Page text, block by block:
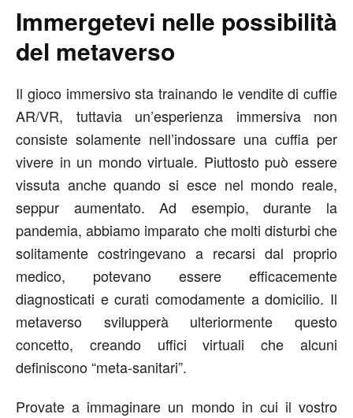
Immergetevi nelle possibilità
del metaverso
Il gioco immersivo sta trainando le vendite di cuffie
AR/VR, tuttavia un’esperienza immersiva non
consiste solamente nell’indossare una cuffia per
vivere in un mondo virtuale. Piuttosto può essere
vissuta anche quando si esce nel mondo reale,
seppur aumentato. Ad esempio, durante la
pandemia, abbiamo imparato che molti disturbi che
solitamente costringevano a recarsi dal proprio
medico, potevano essere efficacemente
diagnosticati e curati comodamente a domicilio. Il
metaverso svilupperà ulteriormente questo
concetto, creando uffici virtuali che alcuni
definiscono “meta-sanitari”.
Provate a immaginare un mondo in cui il vostro